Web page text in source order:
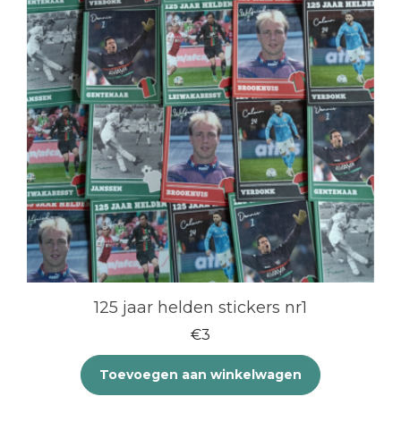
125 jaar helden stickers nr1
€3
Toevoegen aan winkelwagen